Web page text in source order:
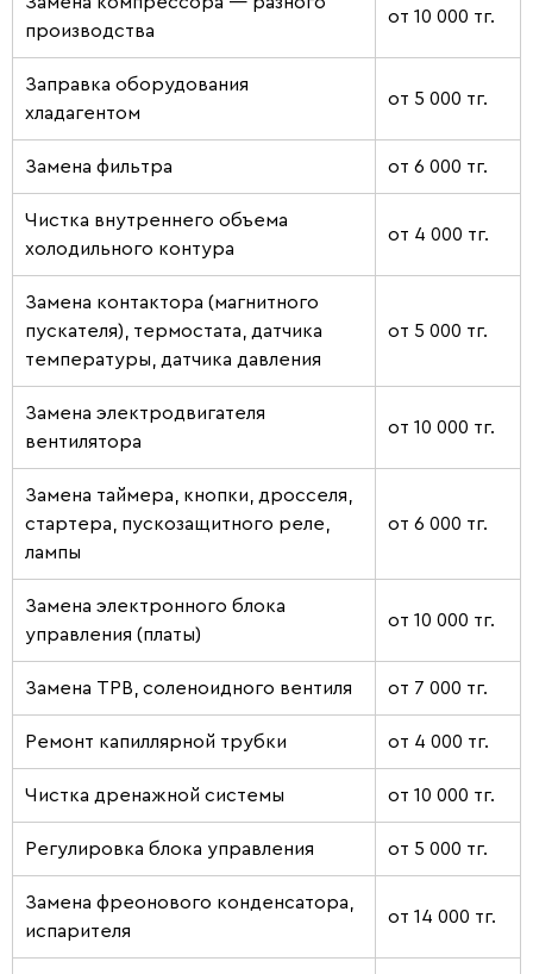
производства
от 10 000 тг.
Заправка оборудования
хладагентом
от 5 000 тг.
Замена фильтра от 6 000 тг.
Чистка внутреннего объема
холодильного контура
от 4 000 тг.
Замена контактора (магнитного
пускателя), термостата, датчика
температуры, датчика давления
от 5 000 тг.
Замена электродвигателя
вентилятора
от 10 000 тг.
Замена таймера, кнопки, дросселя,
стартера, пускозащитного реле,
лампы
от 6 000 тг.
Замена электронного блока
управления (платы)
от 10 000 тг.
Замена ТРВ, соленоидного вентиля от 7 000 тг.
Ремонт капиллярной трубки от 4 000 тг.
Чистка дренажной системы от 10 000 тг.
Регулировка блока управления от 5 000 тг.
Замена фреонового конденсатора,
испарителя
от 14 000 тг.